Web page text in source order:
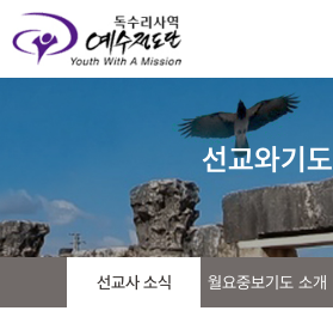
선교와기도
선교사 소식 월요중보기도 소개